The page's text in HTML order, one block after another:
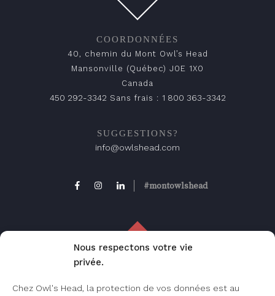
Nous respectons votre vie
privée.
Chez Owl's Head, la protection de vos données est au
COORDONNÉES
40, chemin du Mont Owl’s Head
Mansonville (Québec) J0E 1X0
Canada
450 292-3342 Sans frais : 1 800 363-3342
SUGGESTIONS?
info@owlshead.com
#montowlshead
Foire aux questions, consultez cette page